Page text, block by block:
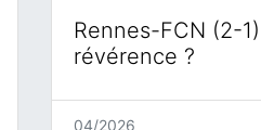
Rennes-FCN (2-
révérence ?
04/2026